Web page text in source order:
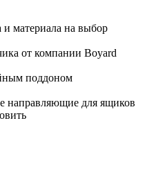
материала на выбор
от компании Boyard
поддоном
для ящиков